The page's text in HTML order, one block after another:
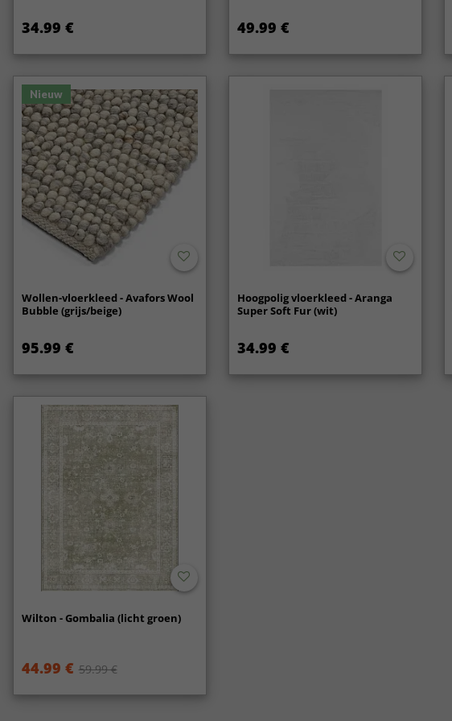
34.99 € 49.99 €
Nieuw
Wollen-vloerkleed - Avafors Wool
Bubble (grijs/beige)
95.99 €
Hoogpolig vloerkleed - Aranga
Super Soft Fur (wit)
34.99 €
Wilton - Gombalia (licht groen)
44.99 € 59.99 €